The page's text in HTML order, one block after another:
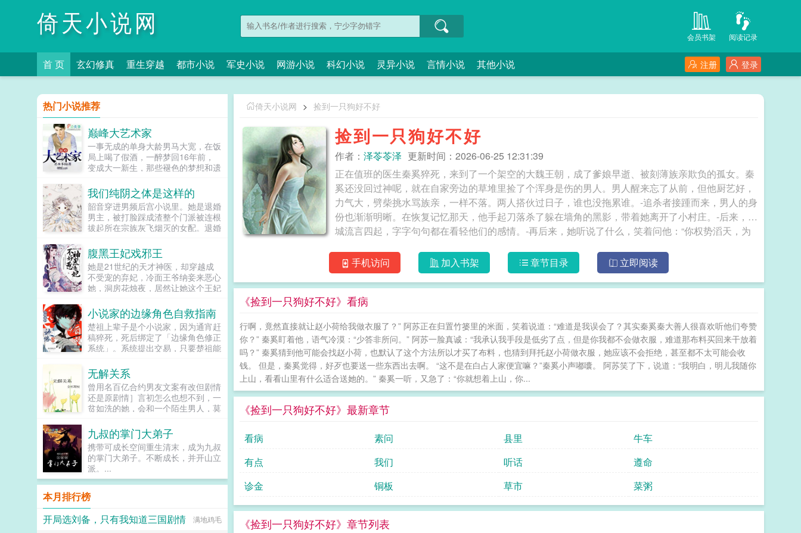
倚天小说网 阅读记录
会员书架
首 页 玄幻修真 重生穿越 都市小说 军史小说 网游小说 科幻小说 灵异小说 言情小说 其他小说 登录
注册
倚天小说网 > 捡到一只狗好不好
捡到一只狗好不好
作者： 泽苓苓泽 更新时间：2026-06-25 12:31:39
正在值班的医生秦奚猝死，来到了一个架空的大魏王朝，成了爹娘早逝、被刻薄族亲欺负的孤女。秦
奚还没回过神呢，就在自家旁边的草堆里捡了个浑身是伤的男人。男人醒来忘了从前，但他厨艺好，
力气大，劈柴挑水骂族亲，一样不落。两人搭伙过日子，谁也没拖累谁。-追杀者接踵而来，男人的身
份也渐渐明晰。在恢复记忆那天，他手起刀落杀了躲在墙角的黑影，带着她离开了小村庄。-后来，京
城流言四起，字字句句都在看轻他们的感情。-再后来，她听说了什么，笑着问他：“你权势滔天，为
本里，身份不对等的两人被赐婚了，最后都会落得什么结局？”她撇了撇嘴：“纠缠多年后，渐行渐
远，形同陌路。”他“嗯”了一声，说：“这就是原因。”“秦奚，门第是旁人的偏见，我从来只认你这个
人。”“我也从不曾觉得迁就，我一直清楚，论胆识、论心性，都是我在高攀你。” 捡到一只煞神
手机访问 加入书架 章节目录 立即阅读
《捡到一只狗好不好》看病
行啊，竟然直接就让赵小荷给我做衣服了？” 阿苏正在归置竹篓里的米面，笑着说道：“难道是我误会了？其实秦奚秦大善人很喜欢听他们夸赞
你？” 秦奚盯着他，语气冷漠：“少答非所问。” 阿苏一脸真诚：“我承认我手段是低劣了点，但是你我都不会做衣服，难道那布料买回来干放着
吗？” 秦奚猜到他可能会找赵小荷，也默认了这个方法所以才买了布料，也猜到拜托赵小荷做衣服，她应该不会拒绝，甚至都不太可能会收
钱。 但是，秦奚觉得，好歹也要送一些东西出去啊。 “这不是在白占人家便宜嘛？”秦奚小声嘟囔。 阿苏笑了下，说道：“我明白，明儿我随你
上山，看看山里有什么适合送她的。” 秦奚一听，又急了：“你就想着上山，你...
《捡到一只狗好不好》最新章节
看病 素问 县里
牛车
有点
我们 听话
遵命
诊金
铜板 草市 菜粥
《捡到一只狗好不好》章节列表
热门小说推荐
巅峰大艺术家
一事无成的单身大龄男马大宽，在饭
局上喝了假酒，一醉梦回16年前，
变成大一新生，那些褪色的梦想和遗
家，做导演，收藏古玩字画，...
我们纯阴之体是这样的
韶音穿进男频后宫小说里。她是退婚
男主，被打脸踩成渣整个门派被连根
拔起所在宗族灰飞烟灭的女配。退婚
清白白的好汉一条，前程光明，未来
无限。但既然他这么记恨N多年后。
龙傲天男主我知道是我配不上你，但
我在你身边鞍前马后了五百年，饭给
你做，衣服给你买，天材地宝为你
腹黑王妃戏邪王
她是21世纪的天才神医，却穿越成
不受宠的弃妃，冷面王爷纳妾来恶心
她，洞房花烛夜，居然让她这个王妃
着几面旗子，对着床头摇旗呐...
小说家的边缘角色自救指南
楚祖上辈子是个小说家，因为通宵赶
稿猝死，死后绑定了「边缘角色修正
系统」。系统提出交易，只要楚祖能
色，他就能重获新生。楚祖改人设是
吧？老擅长了！第一本读者A你可以
让反派降智，但你最好不要做梦觉得
读者也会降智，很难懂吗？还是读者
A靠靠靠！早说是大佬的局中局中局
声了！！第二本读者B狗塑适可而
止，就算你重复强调五百次他是可爱
狗狗，但我只看到了一只舔狗，还是
不会汪汪叫的那种。还是读者B起猛
了，看到无敌阳光开朗大狗狗了，哪
里能领养，阿祖！我也要养阿祖！！
第三本读者C作者生活这么不如意，
一定要搞这么五毒俱全的角色？写不
出来东西找个班上吧。还是读者
无解关系
曾用名百亿合约男友文案有改但剧情
还是原剧情］言初怎么也想不到，一
贫如洗的她，会和一个陌生男人，莫
富交换。说白了就是他的钱进了她账
户，她的钱进了他账户还转！不！
回！去！好消息对方是陆洺执，陆氏
集团太子爷，多金，年轻，人还帅。
坏消息这人脾气差，控制欲强，还打
算趁机和她来场合约恋爱。...
九叔的掌门大弟子
携带可成长空间重生清末，成为九叔
的掌门大弟子。不断成长，并开山立
派。...
本月排行榜
开局选刘备，只有我知道三国剧情
满地鸡毛